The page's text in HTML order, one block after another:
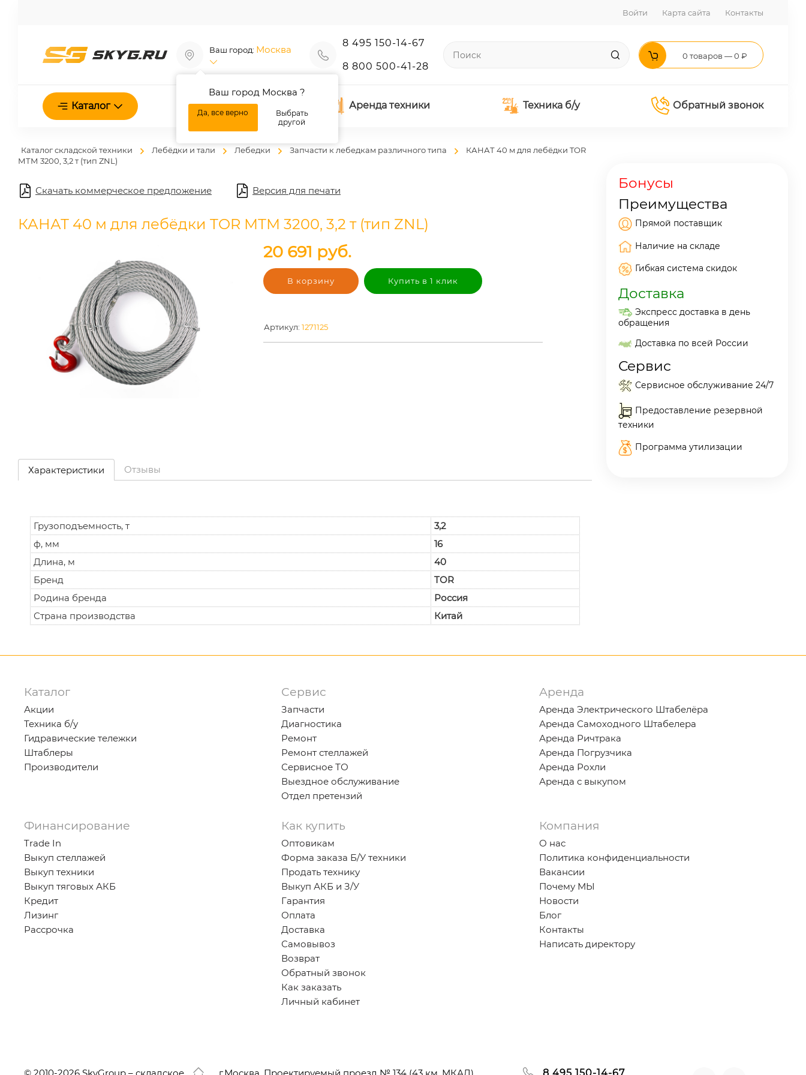
Войти Карта сайта Контакты
Ваш город: Москва
Ваш город Москва ?
Да, все верно
Выбрать
другой
8 495 150-14-67
8 800 500-41-28
0 товаров — 0 ₽
Каталог О нас Аренда техники Техника б/у Обратный звонок
Каталог складской техники Лебёдки и тали Лебедки Запчасти к лебедкам различного типа
КАНАТ 40 м для лебёдки TOR
МТМ 3200, 3,2 т (тип ZNL)
Скачать коммерческое предложение Версия для печати
КАНАТ 40 м для лебёдки TOR МТМ 3200, 3,2 т (тип ZNL)
20 691 руб.
В корзину Купить в 1 клик
Артикул: 1271125
Характеристики Отзывы
Грузоподъемность, т
3,2
ф, мм
16
Длина, м
40
Бренд
TOR
Родина бренда
Россия
Страна производства
Китай
Бонусы
Преимущества
Прямой поставщик
Наличие на складе
Гибкая система скидок
Доставка
Экспресс доставка в день
обращения
Доставка по всей России
Сервис
Сервисное обслуживание 24/7
Предоставление резервной
техники
Программа утилизации
Каталог
Акции
Техника б/у
Гидравические тележки
Штаблеры
Производители
Сервис
Запчасти
Диагностика
Ремонт
Ремонт стеллажей
Сервисное ТО
Выездное обслуживание
Отдел претензий
Аренда
Аренда Электрического Штабелёра
Аренда Самоходного Штабелера
Аренда Ричтрака
Аренда Погрузчика
Аренда Рохли
Аренда с выкупом
Финансирование
Trade In
Выкуп стеллажей
Выкуп техники
Выкуп тяговых АКБ
Кредит
Лизинг
Рассрочка
Как купить
Оптовикам
Форма заказа Б/У техники
Продать технику
Выкуп АКБ и З/У
Гарантия
Оплата
Доставка
Самовывоз
Возврат
Обратный звонок
Как заказать
Личный кабинет
Компания
О нас
Политика конфиденциальности
Вакансии
Почему МЫ
Новости
Блог
Контакты
Написать директору